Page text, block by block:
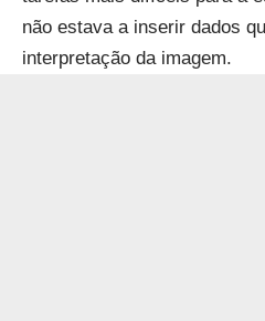
não estava a inserir dados
interpretação da imagem.